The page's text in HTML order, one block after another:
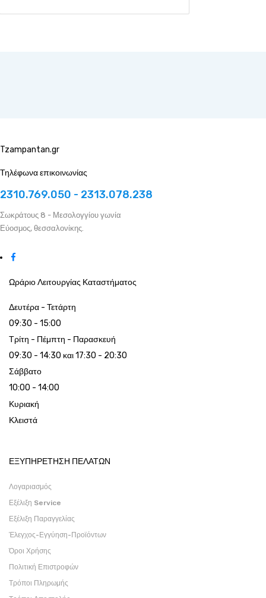
Tzampantan.gr
Τηλέφωνα επικοινωνίας
2310.769.050 - 2313.078.238
Σωκράτους 8 - Μεσολογγίου γωνία
Εύοσμος, θεσσαλονίκης.
Ωράριο Λειτουργίας Καταστήματος
Δευτέρα - Τετάρτη
09:30 - 15:00
Τρίτη - Πέμπτη - Παρασκευή
09:30 - 14:30 και 17:30 - 20:30
Σάββατο
10:00 - 14:00
Κυριακή
Κλειστά
ΕΞΥΠΗΡΕΤΗΣΗ ΠΕΛΑΤΩΝ
Λογαριασμός
Εξέλιξη Service
Εξέλιξη Παραγγελίας
Έλεγχος-Εγγύηση-Προϊόντων
Όροι Χρήσης
Πολιτική Επιστροφών
Τρόποι Πληρωμής